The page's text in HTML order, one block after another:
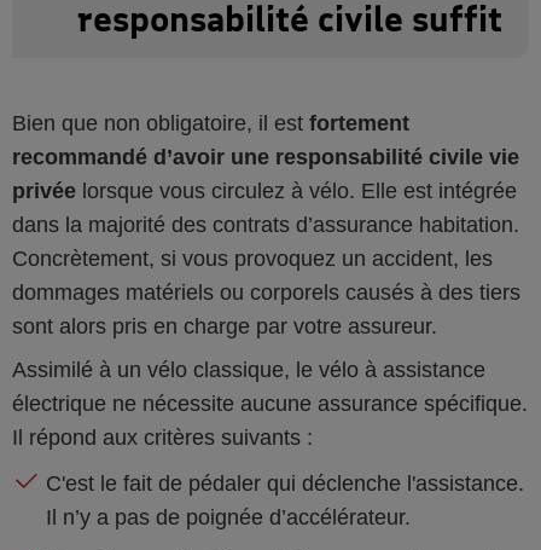
responsabilité civile suffit
Bien que non obligatoire, il est fortement
recommandé d’avoir une responsabilité civile vie
privée lorsque vous circulez à vélo. Elle est intégrée
dans la majorité des contrats d’assurance habitation.
Concrètement, si vous provoquez un accident, les
dommages matériels ou corporels causés à des tiers
sont alors pris en charge par votre assureur.
Assimilé à un vélo classique, le vélo à assistance
électrique ne nécessite aucune assurance spécifique.
Il répond aux critères suivants :
C'est le fait de pédaler qui déclenche l'assistance.
Il n’y a pas de poignée d’accélérateur.